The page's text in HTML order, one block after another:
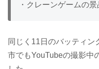
・クレーンゲームの
同じく11日のバッティン
市でもYouTubeの撮影中